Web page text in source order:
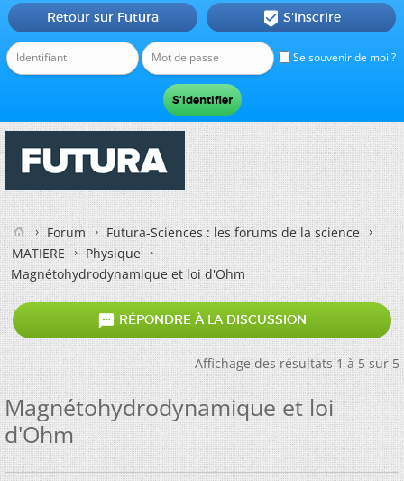
Se souvenir de moi ?
Retour sur Futura  S'inscrire
Forum
Futura-Sciences : les forums de la science
MATIERE
Physique
Magnétohydrodynamique et loi d'Ohm
 RÉPONDRE À LA DISCUSSION
Affichage des résultats 1 à 5 sur 5
Magnétohydrodynamique et loi
d'Ohm